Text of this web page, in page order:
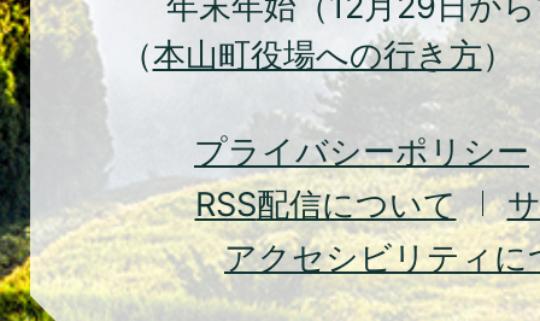
町
Town
（本山町役場への行き方）
プライバシーポリシー
RSS配信について
アクセシビリティに